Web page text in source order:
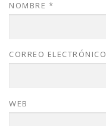
NOMBRE *
CORREO ELECTRÓNICO
WEB